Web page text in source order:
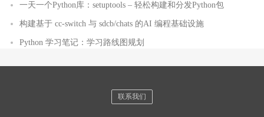
一天一个Python库：setuptools – 轻松构建和分发Python包
构建基于 cc-switch 与 sdcb/chats 的AI 编程基础设施
Python 学习笔记：学习路线图规划
联系我们